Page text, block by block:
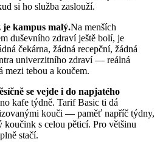
si ho služba zaslouží.
kampus malý.Na menších
duševního zdraví ještě bolí, je
čekárna, žádná recepční, žádná
univerzitního zdraví — reálná
mezi tebou a koučem.
se vejde i do napjatého
kafe týdně. Tarif Basic ti dá
kouči — paměť napříč týdny,
s celou pěticí. Pro většinu
stačí.